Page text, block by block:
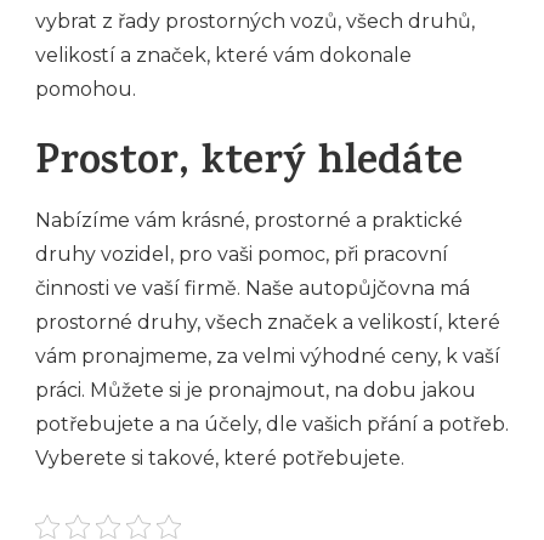
vybrat z řady prostorných vozů, všech druhů,
velikostí a značek, které vám dokonale
pomohou.
Prostor, který hledáte
Nabízíme vám krásné, prostorné a praktické
druhy vozidel, pro vaši pomoc, při pracovní
činnosti ve vaší firmě. Naše autopůjčovna má
prostorné druhy, všech značek a velikostí, které
vám pronajmeme, za velmi výhodné ceny, k vaší
práci. Můžete si je pronajmout, na dobu jakou
potřebujete a na účely, dle vašich přání a potřeb.
Vyberete si takové, které potřebujete.